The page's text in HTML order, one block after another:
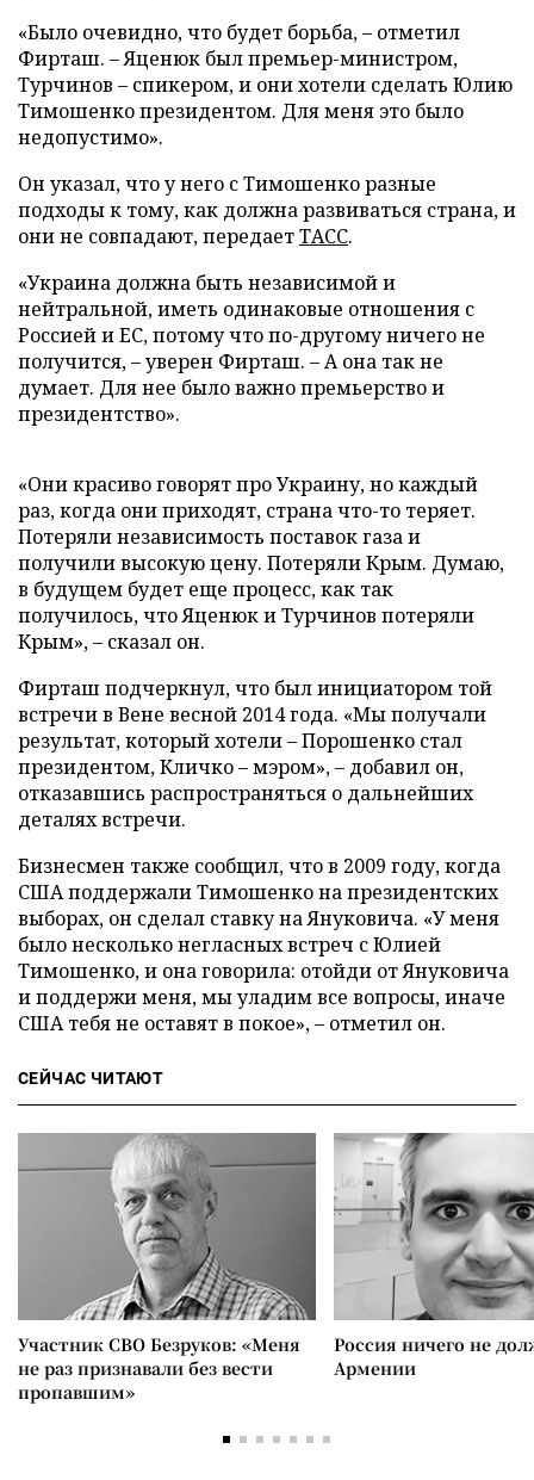
«Было очевидно, что будет борьба, – отметил
Фирташ. – Яценюк был премьер-министром,
Турчинов – спикером, и они хотели сделать Юлию
Тимошенко президентом. Для меня это было
недопустимо».
Он указал, что у него с Тимошенко разные
подходы к тому, как должна развиваться страна, и
они не совпадают, передаетТАСС.
«Украина должна быть независимой и
нейтральной, иметь одинаковые отношения с
Россией и ЕС, потому что по-другому ничего не
получится, – уверен Фирташ. – А она так не
думает. Для нее было важно премьерство и
президентство».
«Они красиво говорят про Украину, но каждый
раз, когда они приходят, страна что-то теряет.
Потеряли независимость поставок газа и
получили высокую цену. Потеряли Крым. Думаю,
в будущем будет еще процесс, как так
получилось, что Яценюк и Турчинов потеряли
Крым», – сказал он.
Фирташ подчеркнул, что был инициатором той
встречи в Вене весной 2014 года. «Мы получали
результат, который хотели – Порошенко стал
президентом, Кличко – мэром», – добавил он,
отказавшись распространяться о дальнейших
деталях встречи.
Бизнесмен также сообщил, что в 2009 году, когда
США поддержали Тимошенко на президентских
выборах, он сделал ставку на Януковича. «У меня
было несколько негласных встреч с Юлией
Тимошенко, и она говорила: отойди от Януковича
и поддержи меня, мы уладим все вопросы, иначе
США тебя не оставят в покое», – отметил он.
СЕЙЧАС ЧИТАЮТ
Участник СВО Безруков: «Меня
не раз признавали без вести
пропавшим»
Россия ничего не
Армении